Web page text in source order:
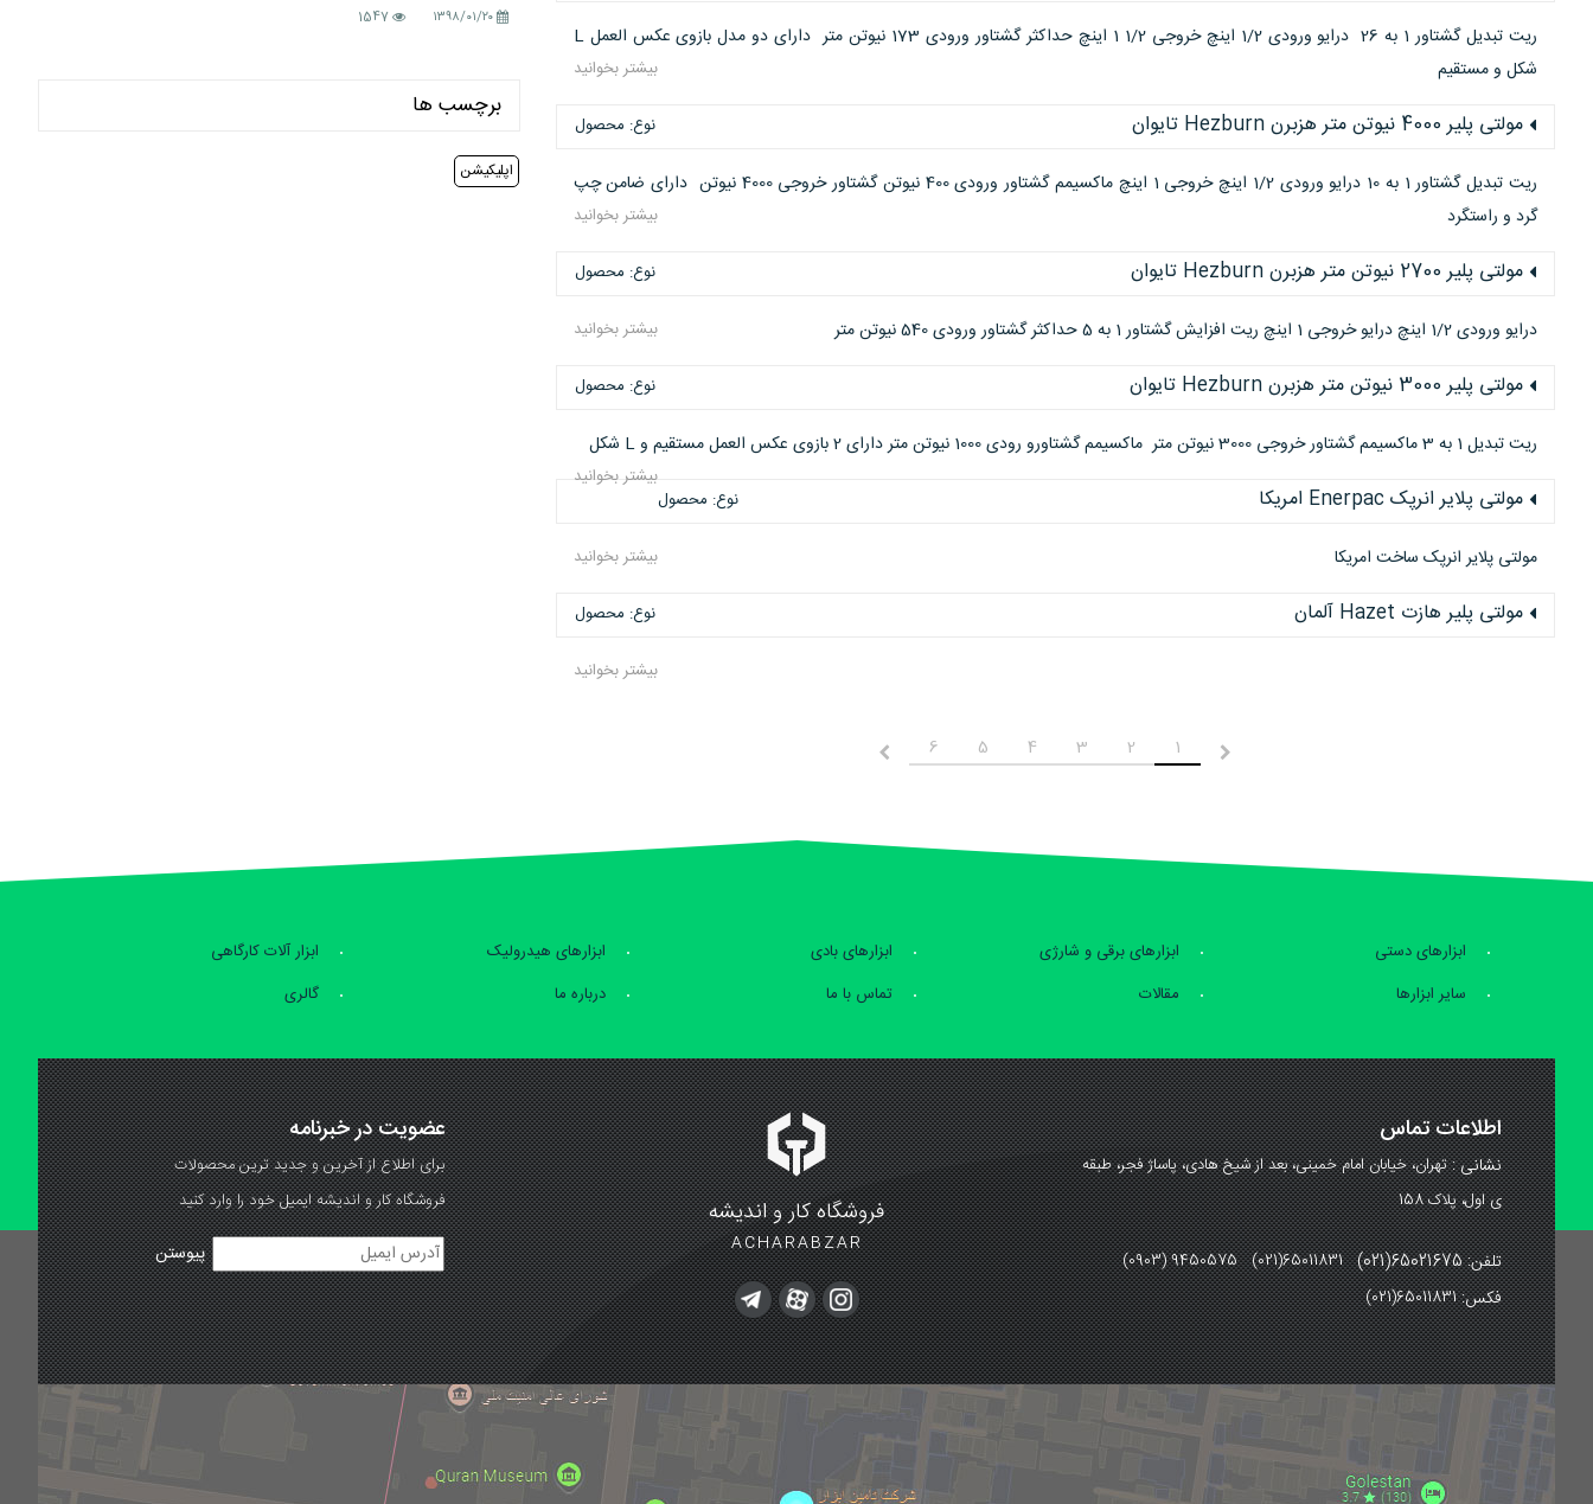
ریت تبدیل گشتاور 1 به 26 درایو ورودی 1/2 اینچ خروجی 1/2 1 اینچ حداکثر گشتاور ورودی 173 نیوتن متر دارای دو مدل بازوی عکس العمل L
شکل و مستقیم
بیشتر بخوانید
مولتی پلیر 4000 نیوتن متر هزبرن Hezburn تایوان نوع: محصول
ریت تبدیل گشتاور 1 به 10 درایو ورودی 1/2 اینچ خروجی 1 اینچ ماکسیمم گشتاور ورودی 400 نیوتن گشتاور خروجی 4000 نیوتن دارای ضامن چپ
گرد و راستگرد
بیشتر بخوانید
مولتی پلیر 2700 نیوتن متر هزبرن Hezburn تایوان نوع: محصول
درایو ورودی 1/2 اینچ درایو خروجی 1 اینچ ریت افزایش گشتاور 1 به 5 حداکثر گشتاور ورودی 540 نیوتن متر بیشتر بخوانید
مولتی پلیر 3000 نیوتن متر هزبرن Hezburn تایوان نوع: محصول
ریت تبدیل 1 به 3 ماکسیمم گشتاور خروجی 3000 نیوتن متر ماکسیمم گشتاورو رودی 1000 نیوتن متر دارای 2 بازوی عکس العمل مستقیم و L شکل
بیشتر بخوانید
مولتی پلایر انرپک Enerpac امریکا نوع: محصول
مولتی پلایر انرپک ساخت امریکا بیشتر بخوانید
مولتی پلیر هازت Hazet آلمان نوع: محصول
بیشتر بخوانید
1
2
3
4
5
6
۱۳۹۸/۰۱/۲۰ 1547
برچسب ها
اپلیکیشن
ابزارهای دستی ابزارهای برقی و شارژی ابزارهای بادی ابزارهای هیدرولیک
ابزار آلات کارگاهی
سایر ابزارها
مقالات تماس با ما درباره ما گالری
فروشگاه کار و اندیشه
ACHARABZAR
اطلاعات تماس
نشانی :تهران، خیابان امام خمینی، بعد از شیخ هادی، پاساژ فجر، طبقه
ی اول، پلاک 158
تلفن: 65021675(021) (0903) 9450575 (021)65011831
فکس:(021)65011831
عضویت در خبرنامه
برای اطلاع از آخرین و جدید ترین محصولات
فروشگاه کار و اندیشه ایمیل خود را وارد کنید